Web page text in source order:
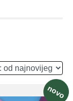
novo